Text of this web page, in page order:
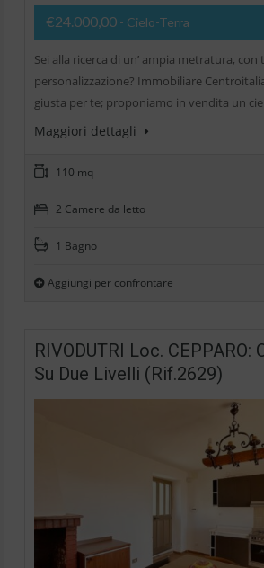
€24.000,00 - Cielo-Terra
Sei alla ricerca di un’ ampia metratura,
personalizzazione? Immobiliare
giusta per te; proponiamo in vendita un
Maggiori dettagli
110 mq
2 Camere da letto
1 Bagno
Aggiungi per confrontare
RIVODUTRI Loc. CEPPARO:
Su Due Livelli (Rif.2629)